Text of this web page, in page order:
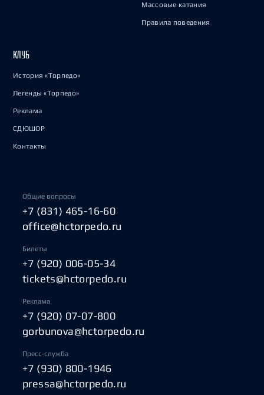
Массовые катания
Правила поведения
КЛУБ
История «Торпедо»
Легенды «Торпедо»
Реклама
СДЮШОР
Контакты
Общие вопросы
+7 (831) 465-16-60
office@hctorpedo.ru
Билеты
+7 (920) 006-05-34
tickets@hctorpedo.ru
Реклама
+7 (920) 07-07-800
gorbunova@hctorpedo.ru
Пресс-служба
+7 (930) 800-1946
pressa@hctorpedo.ru